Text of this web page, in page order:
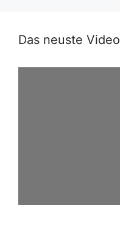
Das neuste Video